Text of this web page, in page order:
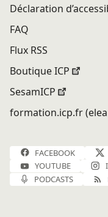
Déclaration
FAQ
Flux RSS
Boutique ICP
SesamICP
formation.icp.fr
FACEBOOK
YOUTUBE
PODCASTS